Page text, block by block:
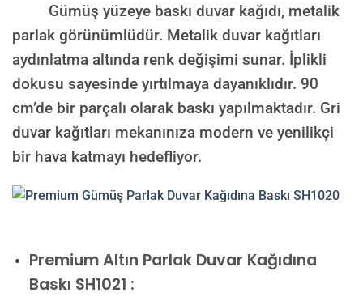
Gümüş yüzeye baskı duvar kağıdı, metalik
parlak görünümlüdür. Metalik duvar kağıtları
aydınlatma altında renk değişimi sunar. İplikli
dokusu sayesinde yırtılmaya dayanıklıdır. 90
cm’de bir parçalı olarak baskı yapılmaktadır. Gri
duvar kağıtları mekanınıza modern ve yenilikçi
bir hava katmayı hedefliyor.
PremiumAltın Parlak Duvar Kağıdına
Baskı SH1021 :